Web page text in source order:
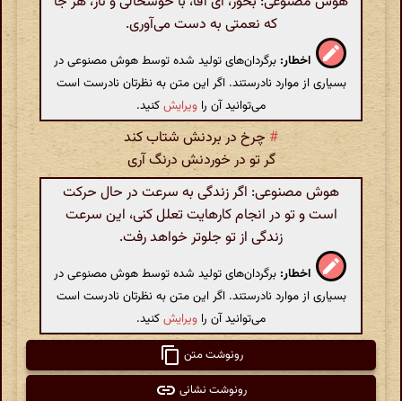
که نعمتی به دست می‌آوری.
اخطار: برگردان‌های تولید شده توسط هوش مصنوعی در
بسیاری از موارد نادرستند. اگر این متن به نظرتان نادرست است
می‌توانید آن را ویرایشکنید.
#چرخ در بردنش شتاب کند
گر تو در خوردنش درنگ آری
هوش مصنوعی: اگر زندگی به سرعت در حال حرکت
است و تو در انجام کارهایت تعلل کنی، این سرعت
زندگی از تو جلوتر خواهد رفت.
اخطار: برگردان‌های تولید شده توسط هوش مصنوعی در
بسیاری از موارد نادرستند. اگر این متن به نظرتان نادرست است
می‌توانید آن را ویرایشکنید.
رونوشت متن
رونوشت نشانی